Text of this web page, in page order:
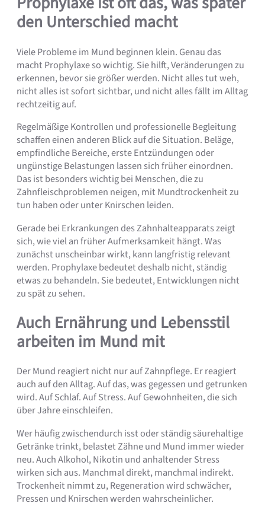
den Unterschied macht
Viele Probleme im Mund beginnen klein. Genau das
macht Prophylaxe so wichtig. Sie hilft, Veränderungen zu
erkennen, bevor sie größer werden. Nicht alles tut weh,
nicht alles ist sofort sichtbar, und nicht alles fällt im Alltag
rechtzeitig auf.
Regelmäßige Kontrollen und professionelle Begleitung
schaffen einen anderen Blick auf die Situation. Beläge,
empfindliche Bereiche, erste Entzündungen oder
ungünstige Belastungen lassen sich früher einordnen.
Das ist besonders wichtig bei Menschen, die zu
Zahnfleischproblemen neigen, mit Mundtrockenheit zu
tun haben oder unter Knirschen leiden.
Gerade bei Erkrankungen des Zahnhalteapparats zeigt
sich, wie viel an früher Aufmerksamkeit hängt. Was
zunächst unscheinbar wirkt, kann langfristig relevant
werden. Prophylaxe bedeutet deshalb nicht, ständig
etwas zu behandeln. Sie bedeutet, Entwicklungen nicht
zu spät zu sehen.
Auch Ernährung und Lebensstil
arbeiten im Mund mit
Der Mund reagiert nicht nur auf Zahnpflege. Er reagiert
auch auf den Alltag. Auf das, was gegessen und getrunken
wird. Auf Schlaf. Auf Stress. Auf Gewohnheiten, die sich
über Jahre einschleifen.
Wer häufig zwischendurch isst oder ständig säurehaltige
Getränke trinkt, belastet Zähne und Mund immer wieder
neu. Auch Alkohol, Nikotin und anhaltender Stress
wirken sich aus. Manchmal direkt, manchmal indirekt.
Trockenheit nimmt zu, Regeneration wird schwächer,
Pressen und Knirschen werden wahrscheinlicher.